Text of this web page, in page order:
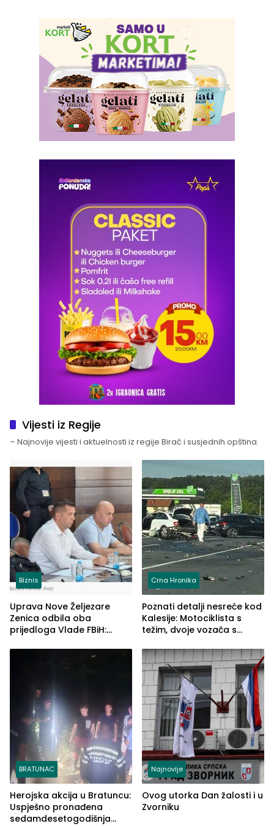
Vijesti iz Regije
– Najnovije vijesti i aktuelnosti iz regije Birač i susjednih opština.
Biznis
Uprava Nove Željezare
Zenica odbila oba
prijedloga Vlade FBiH:
rješenje
Crna Hronika
Poznati detalji nesreće kod
Kalesije: Motociklista s
težim, dvoje vozača s
BRATUNAC
Herojska akcija u Bratuncu:
Uspješno pronađena
sedamdesetogodišnja
Najnovije
Ovog utorka Dan žalosti i u
Zvorniku